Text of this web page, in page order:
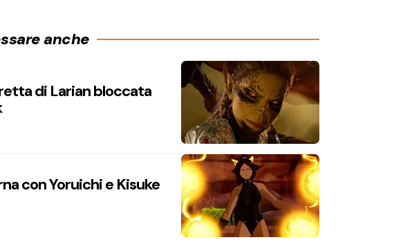
anche
di Larian bloccata
con Yoruichi e Kisuke